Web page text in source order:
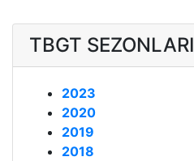
TBGT SEZONLARI
2023
2020
2019
2018